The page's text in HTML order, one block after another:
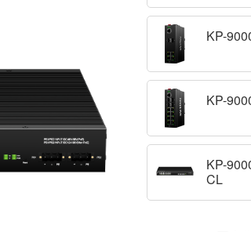
KP-
KP-
KP-
CL